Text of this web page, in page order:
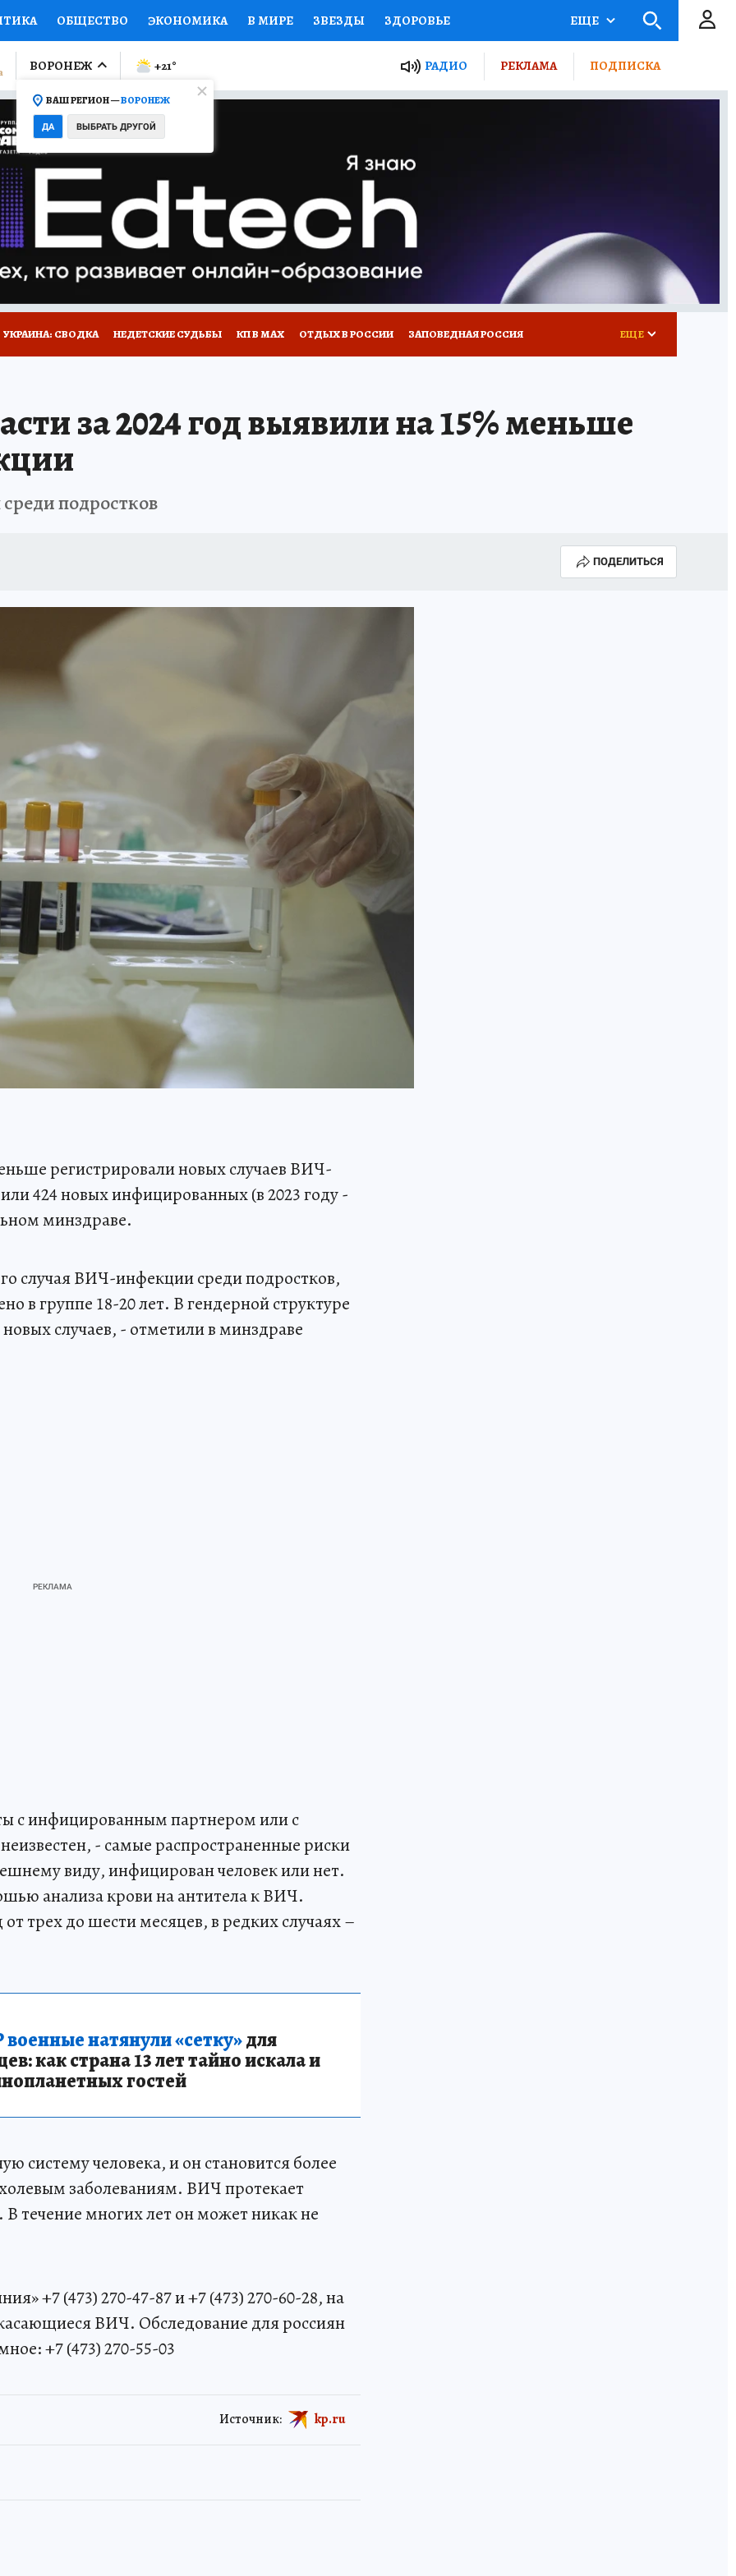
ОБЩЕСТВО ЭКОНОМИКА В МИРЕ ЗВЕЗДЫ ЗДОРОВЬЕ
ПРОИСШЕСТВИЯ НАЦИОНАЛЬНЫЕ ПРОЕКТЫ РОССИИ
ОТКРЫВАЕМ МИР Я ЗНАЮ СЕМЬЯ ЖЕНСКИЕ СЕКРЕТЫ ПУТЕВОДИТЕЛЬ
ПРОМОКОДЫ СЕРИАЛЫ
КОЛЛЕКЦИИ КОНКУРСЫ ГИД ПОТРЕБИТЕЛЯ
САЙТЕ
ЕЩЕ
ВОРОНЕЖ
ВАШ РЕГИОН —ВОРОНЕЖ
ДА ВЫБРАТЬ ДРУГОЙ
+21° РАДИО РЕКЛАМА ПОДПИСКА
УКРАИНА: СВОДКА НЕДЕТСКИЕ СУДЬБЫ КП В МАХ ОТДЫХ В РОССИИ ЗАПОВЕДНАЯ РОССИЯ ЕЩЕ
за 2024 год выявили на 15% меньше
подростков
ПОДЕЛИТЬСЯ
регистрировали новых случаев ВИЧ-
424 новых инфицированных (в 2023 году -
минздраве.
случая ВИЧ-инфекции среди подростков,
в группе 18-20 лет. В гендерной структуре
случаев, - отметили в минздраве
с инфицированным партнером или с
- самые распространенные риски
виду, инфицирован человек или нет.
анализа крови на антитела к ВИЧ.
трех до шести месяцев, в редких случаях –
натянули «сетку»для
как страна 13 лет тайно искала и
гостей
человека, и он становится более
заболеваниям. ВИЧ протекает
течение многих лет он может никак не
+7 (473) 270-47-87 и +7 (473) 270-60-28, на
ВИЧ. Обследование для россиян
+7 (473) 270-55-03
Источник: kp.ru